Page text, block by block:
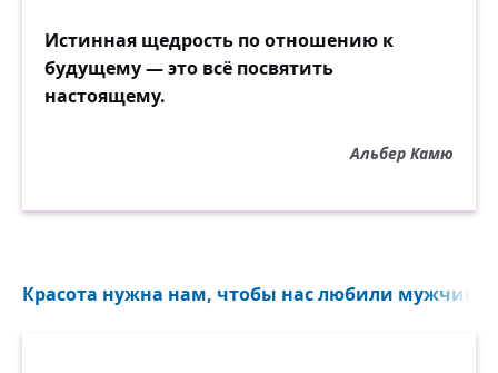
Истинная щедрость по отношению к
будущему — это всё посвятить
настоящему.
Альбер Камю
Красота нужна нам, чтобы нас любили